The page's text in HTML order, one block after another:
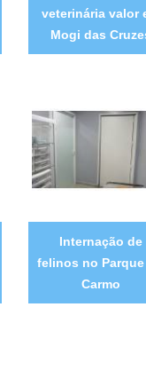
veterinária valor
Mogi das
Internação de
felinos no
Carmo